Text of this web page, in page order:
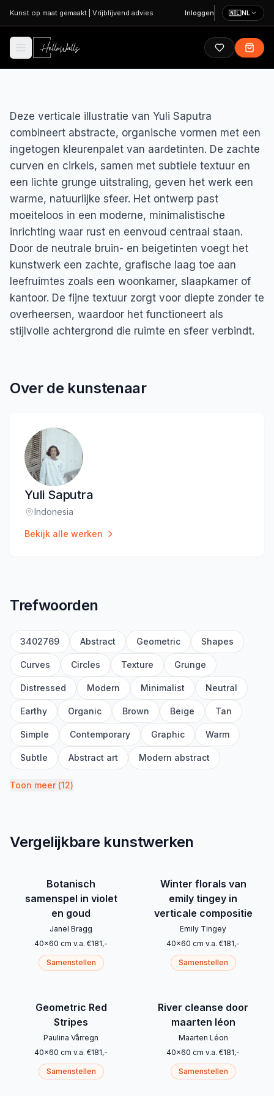
Ga naar hoofdinhoud
Kunst op maat gemaakt Vrijblijvend advies Inloggen 🇳🇱NL
Deze verticale illustratie van Yuli Saputra
combineert abstracte, organische vormen met een
ingetogen kleurenpalet van aardetinten. De zachte
curven en cirkels, samen met subtiele textuur en
een lichte grunge uitstraling, geven het werk een
warme, natuurlijke sfeer. Het ontwerp past
moeiteloos in een moderne, minimalistische
inrichting waar rust en eenvoud centraal staan.
Door de neutrale bruin- en beigetinten voegt het
kunstwerk een zachte, grafische laag toe aan
leefruimtes zoals een woonkamer, slaapkamer of
kantoor. De fijne textuur zorgt voor diepte zonder te
overheersen, waardoor het functioneert als
stijlvolle achtergrond die ruimte en sfeer verbindt.
Over de kunstenaar
Yuli Saputra
Locatie
Indonesia
Bekijk alle werken
Trefwoorden
3402769 Abstract Geometric Shapes
Curves Circles Texture Grunge
Distressed Modern Minimalist Neutral
Earthy Organic Brown Beige Tan
Simple Contemporary Graphic Warm
Subtle Abstract art Modern abstract
Toon meer(12)
Vergelijkbare kunstwerken
Botanisch
samenspel in violet
en goud
Janel Bragg
40x60 cm v.a. €181,-
Samenstellen
Winter florals van
emily tingey in
verticale compositie
Emily Tingey
40x60 cm v.a. €181,-
Samenstellen
Geometric Red
Stripes
Paulina Vårregn
40x60 cm v.a. €181,-
Samenstellen
River cleanse door
maarten léon
Maarten Léon
40x60 cm v.a. €181,-
Samenstellen